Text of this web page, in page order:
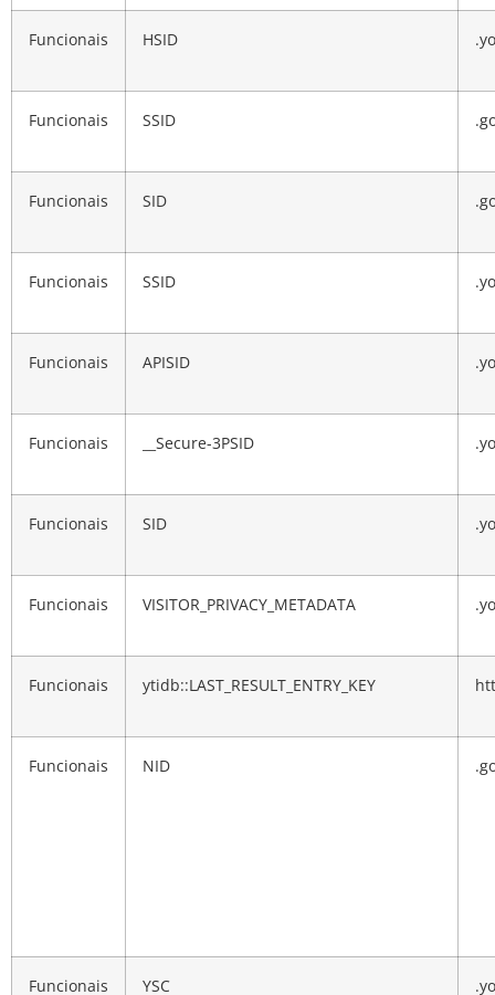
Funcionais HSID
Funcionais SSID
Funcionais SID
Funcionais SSID
Funcionais APISID
Funcionais __Secure-3PSID
Funcionais SID
Funcionais VISITOR_PRIVACY_METADATA
Funcionais ytidb::LAST_RESULT_ENTRY_KEY
Funcionais NID
Funcionais YSC